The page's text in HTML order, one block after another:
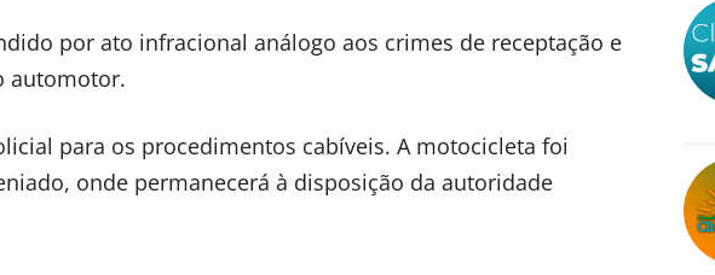
por ato infracional análogo aos crimes de receptação e
automotor.
para os procedimentos cabíveis. A motocicleta foi
onde permanecerá à disposição da autoridade